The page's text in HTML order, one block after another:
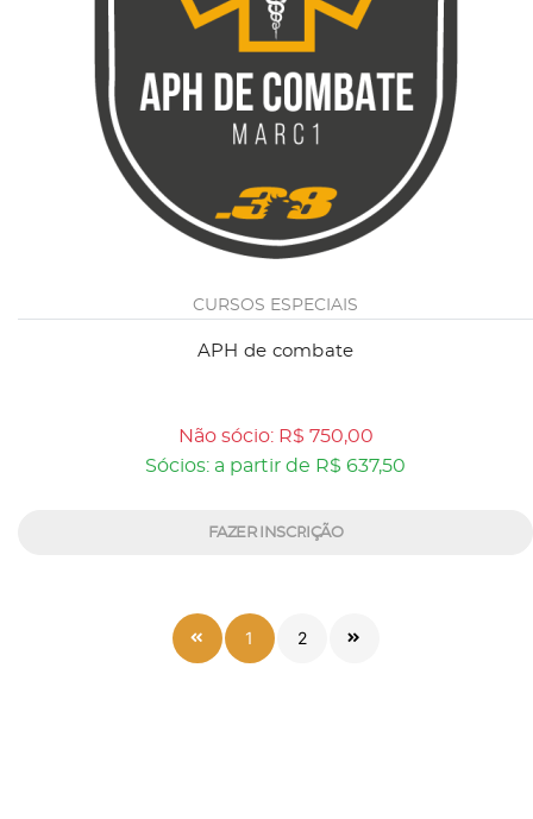
CURSOS ESPECIAIS
APH de combate
Não sócio: R$ 750,00
Sócios: a partir de R$ 637,50
FAZER INSCRIÇÃO
1 2